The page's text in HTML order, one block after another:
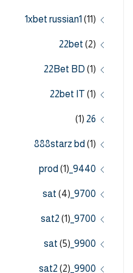
1xbet russian1 (11)
22bet (2)
22Bet BD (1)
22bet IT (1)
26
(1)
888starz bd (1)
9440_prod
(1)
9700_sat
(4)
9700_sat2
(1)
9900_sat
(5)
9900_sat2
(2)